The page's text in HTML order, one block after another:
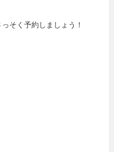
そく予約しましょう！